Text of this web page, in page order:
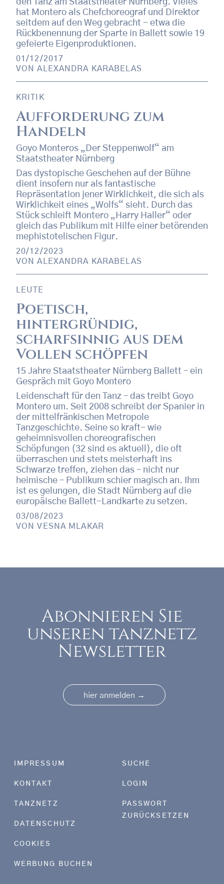
den Tanz am Staatstheater Nürnberg. Vieles
hat Montero als Chefchoreograf und Direktor
seitdem auf den Weg gebracht - etwa die
Rückbenennung der Sparte in Ballett sowie 19
gefeierte Eigenproduktionen.
01/12/2017
VONALEXANDRA KARABELAS
KRITIK
Aufforderung zum
Handeln
Goyo Monteros „Der Steppenwolf“ am
Staatstheater Nürnberg
Das dystopische Geschehen auf der Bühne
dient insofern nur als fantastische
Repräsentation jener Wirklichkeit, die sich als
Wirklichkeit eines „Wolfs“ sieht. Durch das
Stück schleift Montero „Harry Haller“ oder
gleich das Publikum mit Hilfe einer betörenden
mephistotelischen Figur.
20/12/2023
VONALEXANDRA KARABELAS
LEUTE
Poetisch,
hintergründig,
scharfsinnig aus dem
Vollen schöpfen
15 Jahre Staatstheater Nürnberg Ballett – ein
Gespräch mit Goyo Montero
Leidenschaft für den Tanz – das treibt Goyo
Montero um. Seit 2008 schreibt der Spanier in
der mittelfränkischen Metropole
Tanzgeschichte. Seine so kraft- wie
geheimnisvollen choreografischen
Schöpfungen (32 sind es aktuell), die oft
überraschen und stets meisterhaft ins
Schwarze treffen, ziehen das – nicht nur
heimische – Publikum schier magisch an. Ihm
ist es gelungen, die Stadt Nürnberg auf die
europäische Ballett-Landkarte zu setzen.
03/08/2023
VONVESNA MLAKAR
Abonnieren Sie
unseren tanznetz
Newsletter
hier anmelden →
Footer menu
IMPRESSUM
KONTAKT
TANZNETZ
DATENSCHUTZ
COOKIES
WERBUNG BUCHEN
SUCHE
LOGIN
PASSWORT
ZURÜCKSETZEN